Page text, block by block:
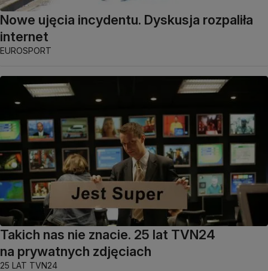
Nowe ujęcia incydentu. Dyskusja rozpaliła
internet
EUROSPORT
Takich nas nie znacie. 25 lat TVN24
na prywatnych zdjęciach
25 LAT TVN24